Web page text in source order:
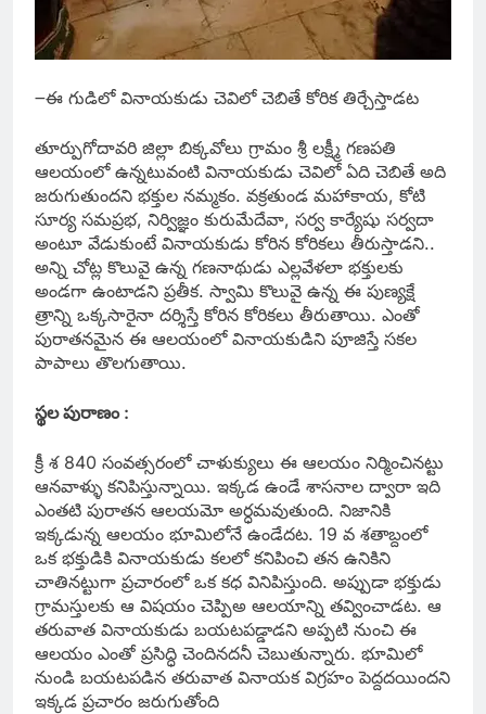
౼ఈ గుడిలో వినాయకుడు చెవిలో చెబితే కోరిక తిర్చేస్తాడట
తూర్పుగోదావరి జిల్లా బిక్కవోలు గ్రామం శ్రీ లక్ష్మీ గణపతి
ఆలయంలో ఉన్నటువంటి వినాయకుడు చెవిలో ఏది చెబితే అది
జరుగుతుందని భక్తుల నమ్మకం. వక్రతుండ మహాకాయ, కోటి
సూర్య సమప్రభ, నిర్విజ్ఞం కురుమేదేవా, సర్వ కార్యేషు సర్వదా
అంటూ వేడుకుంటే వినాయకుడు కోరిన కోరికలు తీరుస్తాడని..
అన్ని చోట్ల కొలువై ఉన్న గణనాథుడు ఎల్లవేళలా భక్తులకు
అండగా ఉంటాడని ప్రతీక. స్వామి కొలువై ఉన్న ఈ పుణ్యక్షే
త్రాన్ని ఒక్కసారైనా దర్శిస్తే కోరిన కోరికలు తీరుతాయి. ఎంతో
పురాతనమైన ఈ ఆలయంలో వినాయకుడిని పూజిస్తే సకల
పాపాలు తొలగుతాయి.
స్థల పురాణం :
క్రీ శ 840 సంవత్సరంలో చాళుక్యులు ఈ ఆలయం నిర్మించినట్టు
ఆనవాళ్ళు కనిపిస్తున్నాయి. ఇక్కడ ఉండే శాసనాల ద్వారా ఇది
ఎంతటి పురాతన ఆలయమో అర్ధమవుతుంది. నిజానికి
ఇక్కడున్న ఆలయం భూమిలోనే ఉండేదట. 19 వ శతాబ్దంలో
ఒక భక్తుడికి వినాయకుడు కలలో కనిపించి తన ఉనికిని
చాతినట్టుగా ప్రచారంలో ఒక కధ వినిపిస్తుంది. అప్పుడా భక్తుడు
గ్రామస్తులకు ఆ విషయం చెప్పిఅ ఆలయాన్ని తవ్వించాడట. ఆ
తరువాత వినాయకుడు బయటపడ్డాడని అప్పటి నుంచి ఈ
ఆలయం ఎంతో ప్రసిద్ధి చెందినదనీ చెబుతున్నారు. భూమిలో
నుండి బయటపడిన తరువాత వినాయక విగ్రహం పెద్దదయిందని
ఇక్కడ ప్రచారం జరుగుతోంది